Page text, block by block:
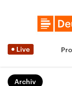
Live
Archiv